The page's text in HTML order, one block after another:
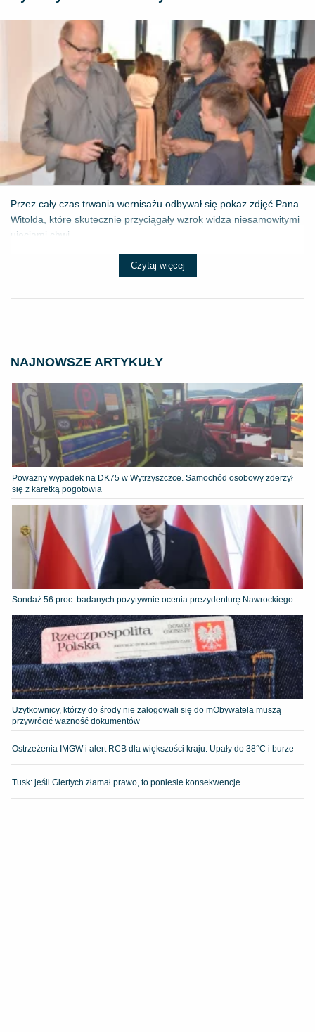
Przez cały czas trwania wernisażu odbywał się pokaz zdjęć Pana
Witolda, które skutecznie przyciągały wzrok widza niesamowitymi
ujęciami chwi...
Czytaj więcej
NAJNOWSZE ARTYKUŁY
Poważny wypadek na DK75 w Wytrzyszczce. Samochód osobowy zderzył
się z karetką pogotowia
​Sondaż:56 proc. badanych pozytywnie ocenia prezydenturę Nawrockiego
Użytkownicy, którzy do środy nie zalogowali się do mObywatela muszą
przywrócić ważność dokumentów
Ostrzeżenia IMGW i alert RCB dla większości kraju: Upały do 38°C i burze
Tusk: jeśli Giertych złamał prawo, to poniesie konsekwencje